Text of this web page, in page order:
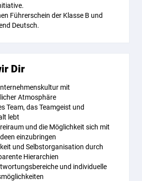
Führerschein der Klasse B und
Deutsch.
Dir
mit
Atmosphäre
Team, das Teamgeist und
lebt
und die Möglichkeit sich mit
einzubringen
und Selbstorganisation durch
Hierarchien
und individuelle